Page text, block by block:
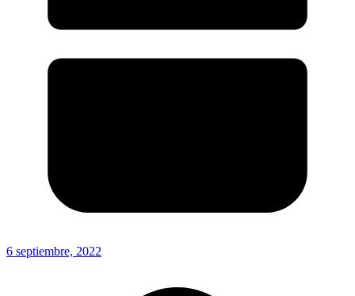
6 septiembre, 2022